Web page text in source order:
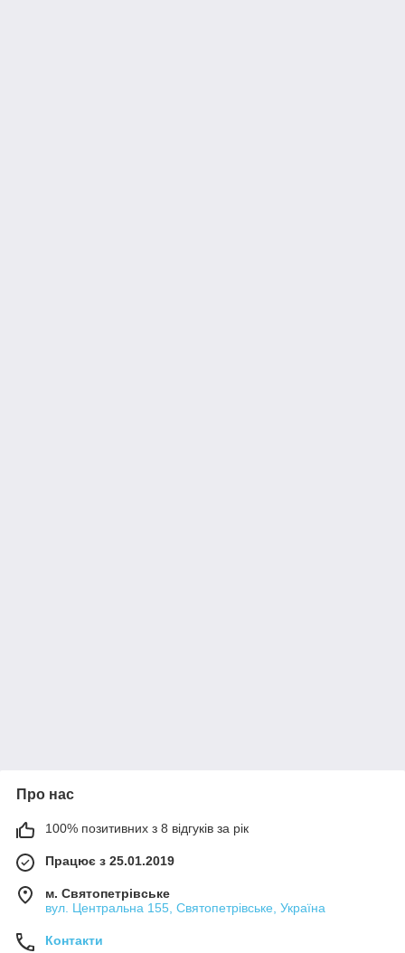
Про нас
100% позитивних з 8 відгуків за рік
Працює з 25.01.2019
м. Святопетрівське
вул. Центральна 155, Святопетрівське, Україна
Контакти